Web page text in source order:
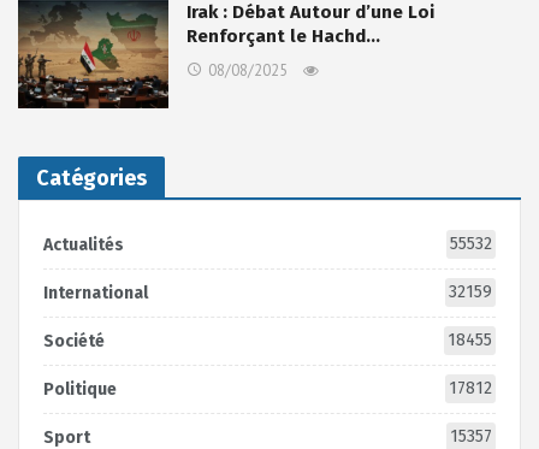
Irak : Débat Autour d’une Loi
Renforçant le Hachd…
08/08/2025
Catégories
Actualités 55532
International 32159
Société 18455
Politique 17812
Sport 15357